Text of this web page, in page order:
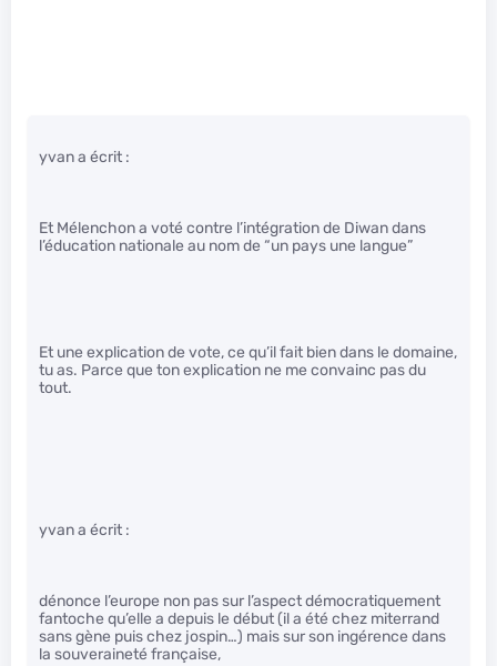
yvan a écrit :
Et Mélenchon a voté contre l’intégration de Diwan dans
l’éducation nationale au nom de “un pays une langue”
Et une explication de vote, ce qu’il fait bien dans le domaine,
tu as. Parce que ton explication ne me convainc pas du
tout.
yvan a écrit :
dénonce l’europe non pas sur l’aspect démocratiquement
fantoche qu’elle a depuis le début (il a été chez miterrand
sans gène puis chez jospin…) mais sur son ingérence dans
la souveraineté française,